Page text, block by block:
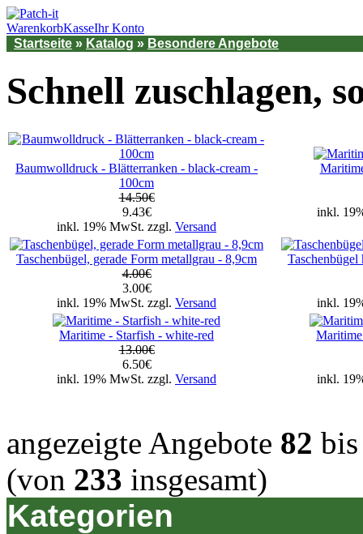
WarenkorbKasseIhr Konto
Startseite » Katalog » Besondere Angebote
Schnell zuschlagen,
Baumwolldruck - Blätterranken - black-cream -
100cm
14.50€
9.43€
inkl. 19% MwSt. zzgl. Versand
inkl.
Taschenbügel, gerade Form metallgrau - 8,9cm
4.00€
3.00€
inkl. 19% MwSt. zzgl. Versand inkl.
Maritime - Starfish - white-red
13.00€
6.50€
inkl. 19% MwSt. zzgl. Versand inkl.
angezeigte Angebote 82
(von 233 insgesamt)
Kategorien